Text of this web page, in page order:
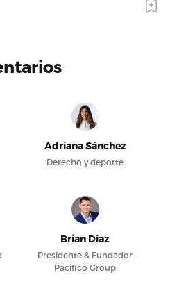
Adriana Sánchez
Derecho y deporte
Brian Díaz
Presidente & Fundador
Pacifico Group